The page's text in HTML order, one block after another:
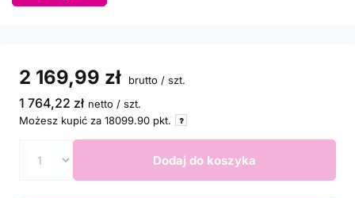
2 169,99 zł brutto / szt.
1 764,22 zł netto / szt.
Możesz kupić za 18099.90 pkt.
Dodaj do koszyka